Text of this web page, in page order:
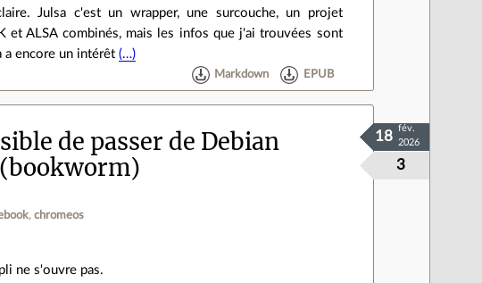
Julsa c'est un wrapper, une surcouche, un projet
ALSA combinés, mais les infos que j'ai trouvées sont
a encore un intérêt(…)
Markdown EPUB
de passer de Debian
(bookworm)
chromeos
3
18
fév.
2026
ne s'ouvre pas.